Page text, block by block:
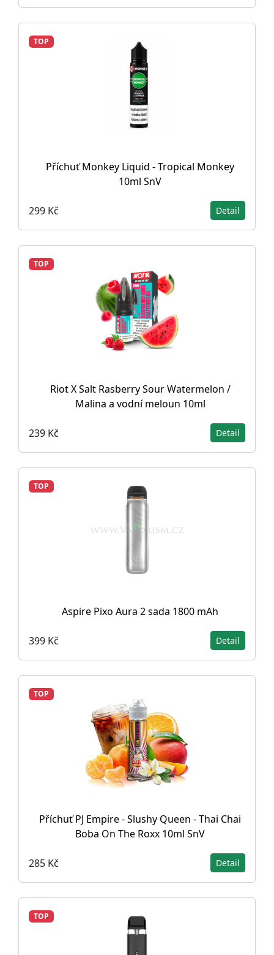
TOP
Příchuť Monkey Liquid - Tropical Monkey
10ml SnV
299 Kč Detail
TOP
Riot X Salt Rasberry Sour Watermelon /
Malina a vodní meloun 10ml
239 Kč Detail
TOP
Aspire Pixo Aura 2 sada 1800 mAh
399 Kč Detail
TOP
Příchuť PJ Empire - Slushy Queen - Thai Chai
Boba On The Roxx 10ml SnV
285 Kč Detail
TOP